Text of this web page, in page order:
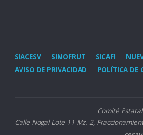
SIACESV SIMOFRUT SICAFI
AVISO DE PRIVACIDAD
POLÍTICA DE
Comité
Calle Nogal Lote 11 Mz. 2,